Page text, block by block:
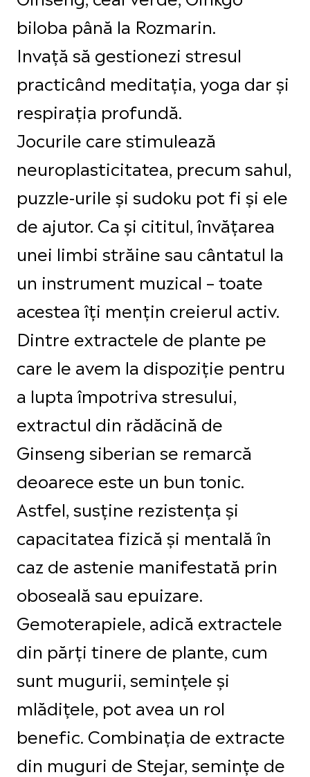
biloba până la Rozmarin.
Invață să gestionezi stresul
practicând meditația, yoga dar și
respirația profundă.
Jocurile care stimulează
neuroplasticitatea, precum sahul,
puzzle-urile și sudoku pot fi și ele
de ajutor. Ca și cititul, învățarea
unei limbi străine sau cântatul la
un instrument muzical – toate
acestea îți mențin creierul activ.
Dintre extractele de plante pe
care le avem la dispoziție pentru
a lupta împotriva stresului,
extractul din rădăcină de
Ginseng siberian se remarcă
deoarece este un bun tonic.
Astfel, susține rezistența și
capacitatea fizică și mentală în
caz de astenie manifestată prin
oboseală sau epuizare.
Gemoterapiele, adică extractele
din părți tinere de plante, cum
sunt mugurii, semințele și
mlădițele, pot avea un rol
benefic. Combinația de extracte
din muguri de Stejar, semințe de